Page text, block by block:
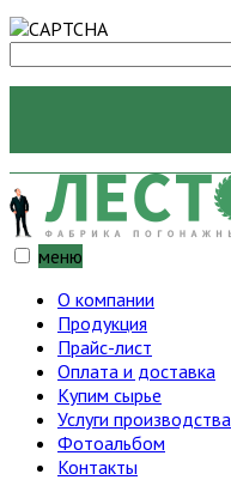
меню
О компании
Продукция
Прайс-лист
Оплата и доставка
Купим сырье
Услуги производства
Фотоальбом
Контакты